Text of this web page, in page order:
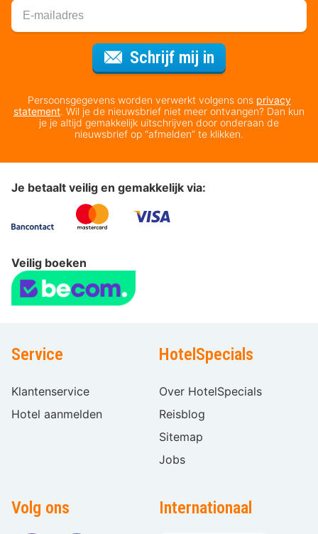
Schrijf mij in
Persoonsgegevens worden verwerkt volgens ons privacy
statement. Wil je de nieuwsbrief niet meer ontvangen? Dan kun
je je altijd gemakkelijk uitschrijven door onderaan de
nieuwsbrief op “afmelden” te klikken.
Je betaalt veilig en gemakkelijk via:
Veilig boeken
Service
Klantenservice
Hotel aanmelden
HotelSpecials
Over HotelSpecials
Reisblog
Sitemap
Jobs
Volg ons Internationaal